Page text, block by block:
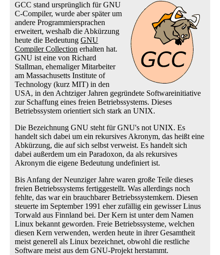
GCC stand ursprünglich für GNU
C-Compiler, wurde aber später um
andere Programmiersprachen
erweitert, weshalb die Abkürzung
heute die Bedeutung GNU
Compiler Collection erhalten hat.
GNU ist eine von Richard
Stallman, ehemaliger Mitarbeiter
am Massachusetts Institute of
Technology (kurz MIT) in den
USA, in den Achtziger Jahren gegründete Softwareinitiative
zur Schaffung eines freien Betriebssystems. Dieses
Betriebssystem orientiert sich stark an UNIX.
Die Bezeichnung GNU steht für GNU's not UNIX. Es
handelt sich dabei um ein rekursives Akronym, das heißt eine
Abkürzung, die auf sich selbst verweist. Es handelt sich
dabei außerdem um ein Paradoxon, da als rekursives
Akronym die eigene Bedeutung undefiniert ist.
Bis Anfang der Neunziger Jahre waren große Teile dieses
freien Betriebssystems fertiggestellt. Was allerdings noch
fehlte, das war ein brauchbarer Betriebssystemkern. Diesen
steuerte im September 1991 eher zufällig ein gewisser Linus
Torwald aus Finnland bei. Der Kern ist unter dem Namen
Linux bekannt geworden. Freie Betriebssysteme, welchen
diesen Kern verwenden, werden heute in ihrer Gesamtheit
meist generell als Linux bezeichnet, obwohl die restliche
Software meist aus dem GNU-Projekt herstammt.